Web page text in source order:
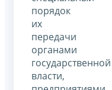
порядок
их
передачи
органами
государственной
власти,